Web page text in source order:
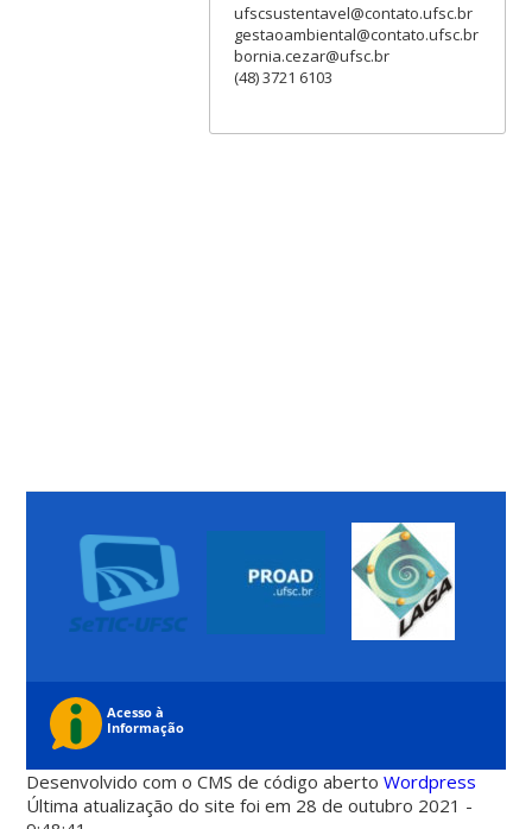
ufscsustentavel@contato.ufsc.br
gestaoambiental@contato.ufsc.br
bornia.cezar@ufsc.br
(48) 3721 6103
Desenvolvido com o CMS de código abertoWordpress
Última atualização do site foi em 28 de outubro 2021 -